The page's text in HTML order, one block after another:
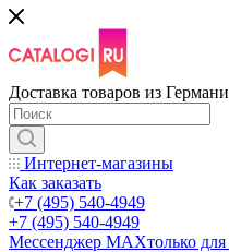
Доставка товаров из
Интернет-магазины
Как заказать
+7 (495) 540-4949
+7 (495) 540-4949
Мессенджер МАХтолько